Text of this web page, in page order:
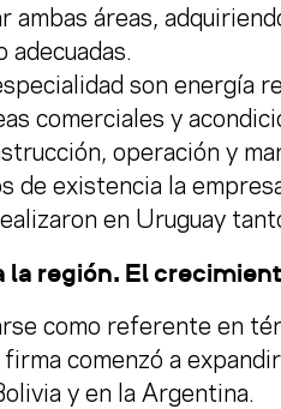
ambas áreas,
adecuadas.
son energía
comerciales y
operación y
de existencia la
en Uruguay
la región. El
como referente en
firma comenzó a
y en la Argentina.